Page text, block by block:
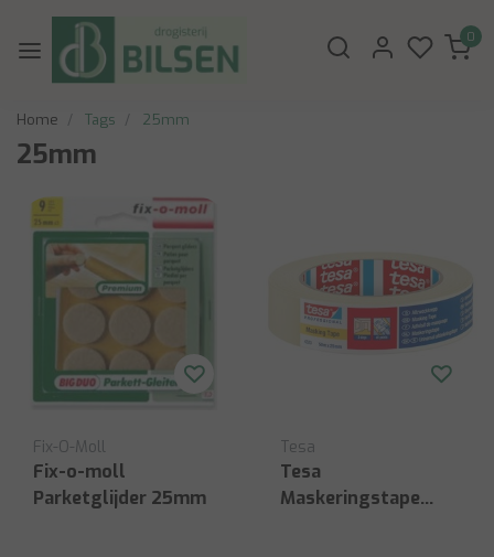
0
Home Tags 25mm
25mm
Fix-O-Moll
Fix-o-moll
Parketglijder 25mm
Tesa
Tesa
Maskeringstape